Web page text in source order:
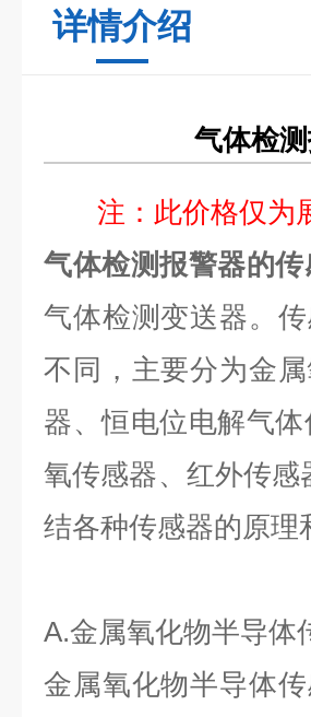
详情介绍
气体检
注：此价格仅为
气体检测报警器的
气体检测变送器。
不同，主要分为金
器、恒电位电解气
氧传感器、红外传
结各种传感器的原理
A.金属氧化物半导体
金属氧化物半导体